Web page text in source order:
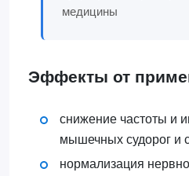
медицины
Эффекты от
снижение частоты и
мышечных судорог и
нормализация